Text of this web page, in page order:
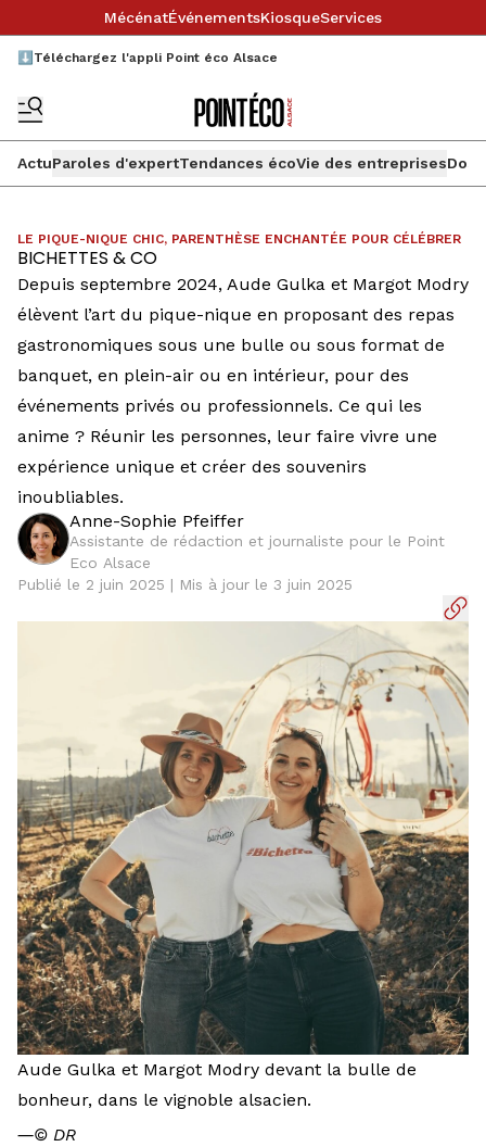
MécénatÉvénementsKiosqueServices
⬇️Téléchargez l'appli Point éco Alsace
ActuParoles d'expertTendances écoVie des entreprises
LE PIQUE-NIQUE CHIC, PARENTHÈSE ENCHANTÉE POUR CÉLÉBRER
BICHETTES & CO
Depuis septembre 2024, Aude Gulka et Margot Modry
élèvent l’art du pique-nique en proposant des repas
gastronomiques sous une bulle ou sous format de
banquet, en plein-air ou en intérieur, pour des
événements privés ou professionnels. Ce qui les
anime ? Réunir les personnes, leur faire vivre une
expérience unique et créer des souvenirs
inoubliables.
Anne-Sophie Pfeiffer
Assistante de rédaction et journaliste pour le Point
Eco Alsace
Publié le 2 juin 2025 | Mis à jour le 3 juin 2025
Aude Gulka et Margot Modry devant la bulle de
bonheur, dans le vignoble alsacien.
―© DR